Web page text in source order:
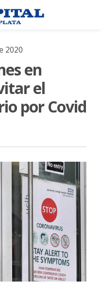
2020
en
el
por Covid